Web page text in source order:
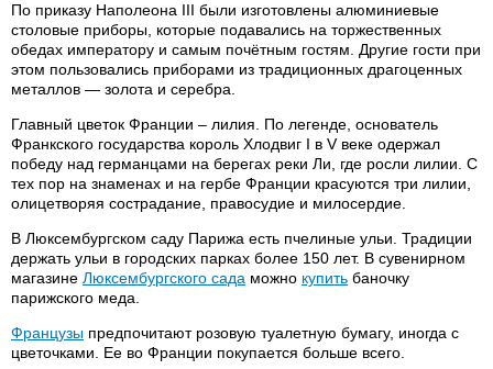
По приказу Наполеона III были изготовлены алюминиевые
столовые приборы, которые подавались на торжественных
обедах императору и самым почётным гостям. Другие гости при
этом пользовались приборами из традиционных драгоценных
металлов — золота и серебра.
Главный цветок Франции – лилия. По легенде, основатель
Франкского государства король Хлодвиг I в V веке одержал
победу над германцами на берегах реки Ли, где росли лилии. С
тех пор на знаменах и на гербе Франции красуются три лилии,
олицетворяя сострадание, правосудие и милосердие.
В Люксембургском саду Парижа есть пчелиные ульи. Традиции
держать ульи в городских парках более 150 лет. В сувенирном
магазине Люксембургского сада можно купить баночку
парижского меда.
Французы предпочитают розовую туалетную бумагу, иногда с
цветочками. Ее во Франции покупается больше всего.